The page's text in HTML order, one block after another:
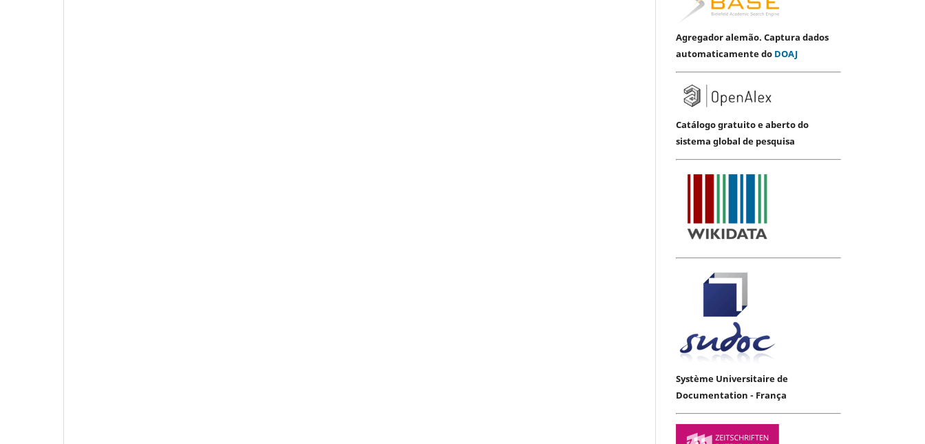
Agregador alemão. Captura dados
automaticamente do DOAJ
Catálogo gratuito e aberto do
sistema global de pesquisa
Système Universitaire de
Documentation - França